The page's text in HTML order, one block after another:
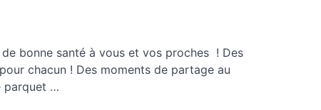
bonne santé à vous et vos proches ! Des
chacun ! Des moments de partage au
parquet …